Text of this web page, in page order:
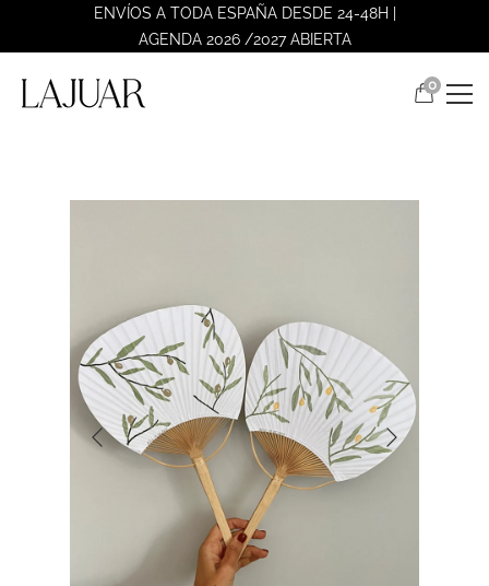
ENVÍOS A TODA ESPAÑA DESDE 24-48H |
AGENDA 2026 /2027 ABIERTA
0